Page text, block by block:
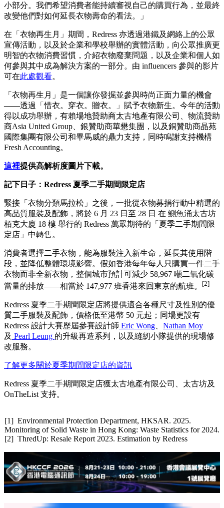
小部分。我們希望消費者能持續審視自己的購買行為，並最終
改變他們對如何延長衣物壽命的看法。」
在「衣物再生月」期間，Redress 亦透過港鐵及網絡上的公眾
宣傳活動，以及於企業和學校舉辦的實體活動，向公眾推廣更
明智的衣物消費習慣，介紹衣物廢棄問題，以及企業和個人如
何參與其中成為解決方案的一部分。由 influencers 參與的影片
可在此處觀看。
「衣物再生月」是一個讓你發掘並參與時尚正面力量的機會
——透過「惜衣。穿衣。贈衣。」賦予衣物新生。今年的活動
得以成功舉辦，有賴場地贊助商太古地產有限公司、物流贊助
商Asia United Group、銀贊助商華懋集團，以及銅贊助商晶苑
國際集團有限公司和畢馬威的鼎力支持，同時鳴謝支持機構
Fresh Accounting。
這裡提供高解析度圖片下載。
記下日子：Redress 夏季二手期間限定店
緊接「衣物分類馬拉松」之後，一批從衣物募捐行動中精選的
高品質服裝及配飾，將於 6 月 23 日至 28 日 在 鰂魚涌太古坊
栢克大廈 18 樓 舉行的 Redress 萬眾期待的「夏季二手期間限
定店」中轉售。
消費者選擇二手衣物，能為服裝注入新生命，延長其使用階
段，並降低整體環境影響。假如香港每年每人只購買一件二手
衣物而非全新衣物，整個城市預計可減少 58,967 噸二氧化碳
當量的排放——相當於 147,977 班香港來回東京的航班。
[2]
Redress 夏季二手期間限定店將提供適合各種尺寸及性別的優
質二手服裝及配飾，價格低至港幣 50 元起；同場更設有
Redress 設計大賽歷屆參賽設計師 Eric Wong
Nathan Moy
及 Pearl Leung 的升級再造系列，以及縫紉小隊提供的現場修
改服務。
了解更多關於夏季期間限定店的資訊
Redress 夏季二手期間限定店獲太古地產有限公司、太古坊及
OnTheList 支持。
[1] Environmental Protection Department, HKSAR. 2025.
Monitoring of Solid Waste in Hong Kong: Waste Statistics for 2024.
[2] ThredUp: Resale Report 2023. Estimation by Redress